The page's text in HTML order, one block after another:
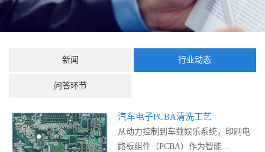
新闻 行业动态
问答环节
汽车电子PCBA清洗工艺
从动力控制到车载娱乐系统，印刷电
路板组件（PCBA）作为智能...